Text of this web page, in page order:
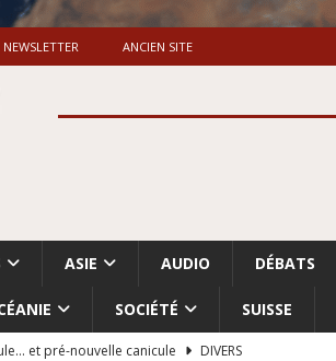
NEWSLETTER ANCIEN SITE
ASIE AUDIO DÉBATS
SOCIÉTÉ SUISSE
et pré-nouvelle canicule
DIVERS